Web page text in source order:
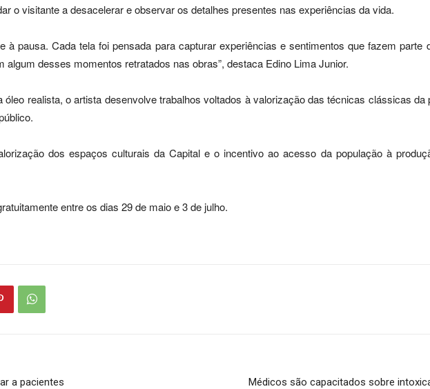
o visitante a desacelerar e observar os detalhes presentes nas experiências da vida.
à pausa. Cada tela foi pensada para capturar experiências e sentimentos que fazem parte
algum desses momentos retratados nas obras”, destaca Edino Lima Junior.
realista, o artista desenvolve trabalhos voltados à valorização das técnicas clássicas da
dos espaços culturais da Capital e o incentivo ao acesso da população à
entre os dias 29 de maio e 3 de julho.
a pacientes Médicos são capacitados sobre